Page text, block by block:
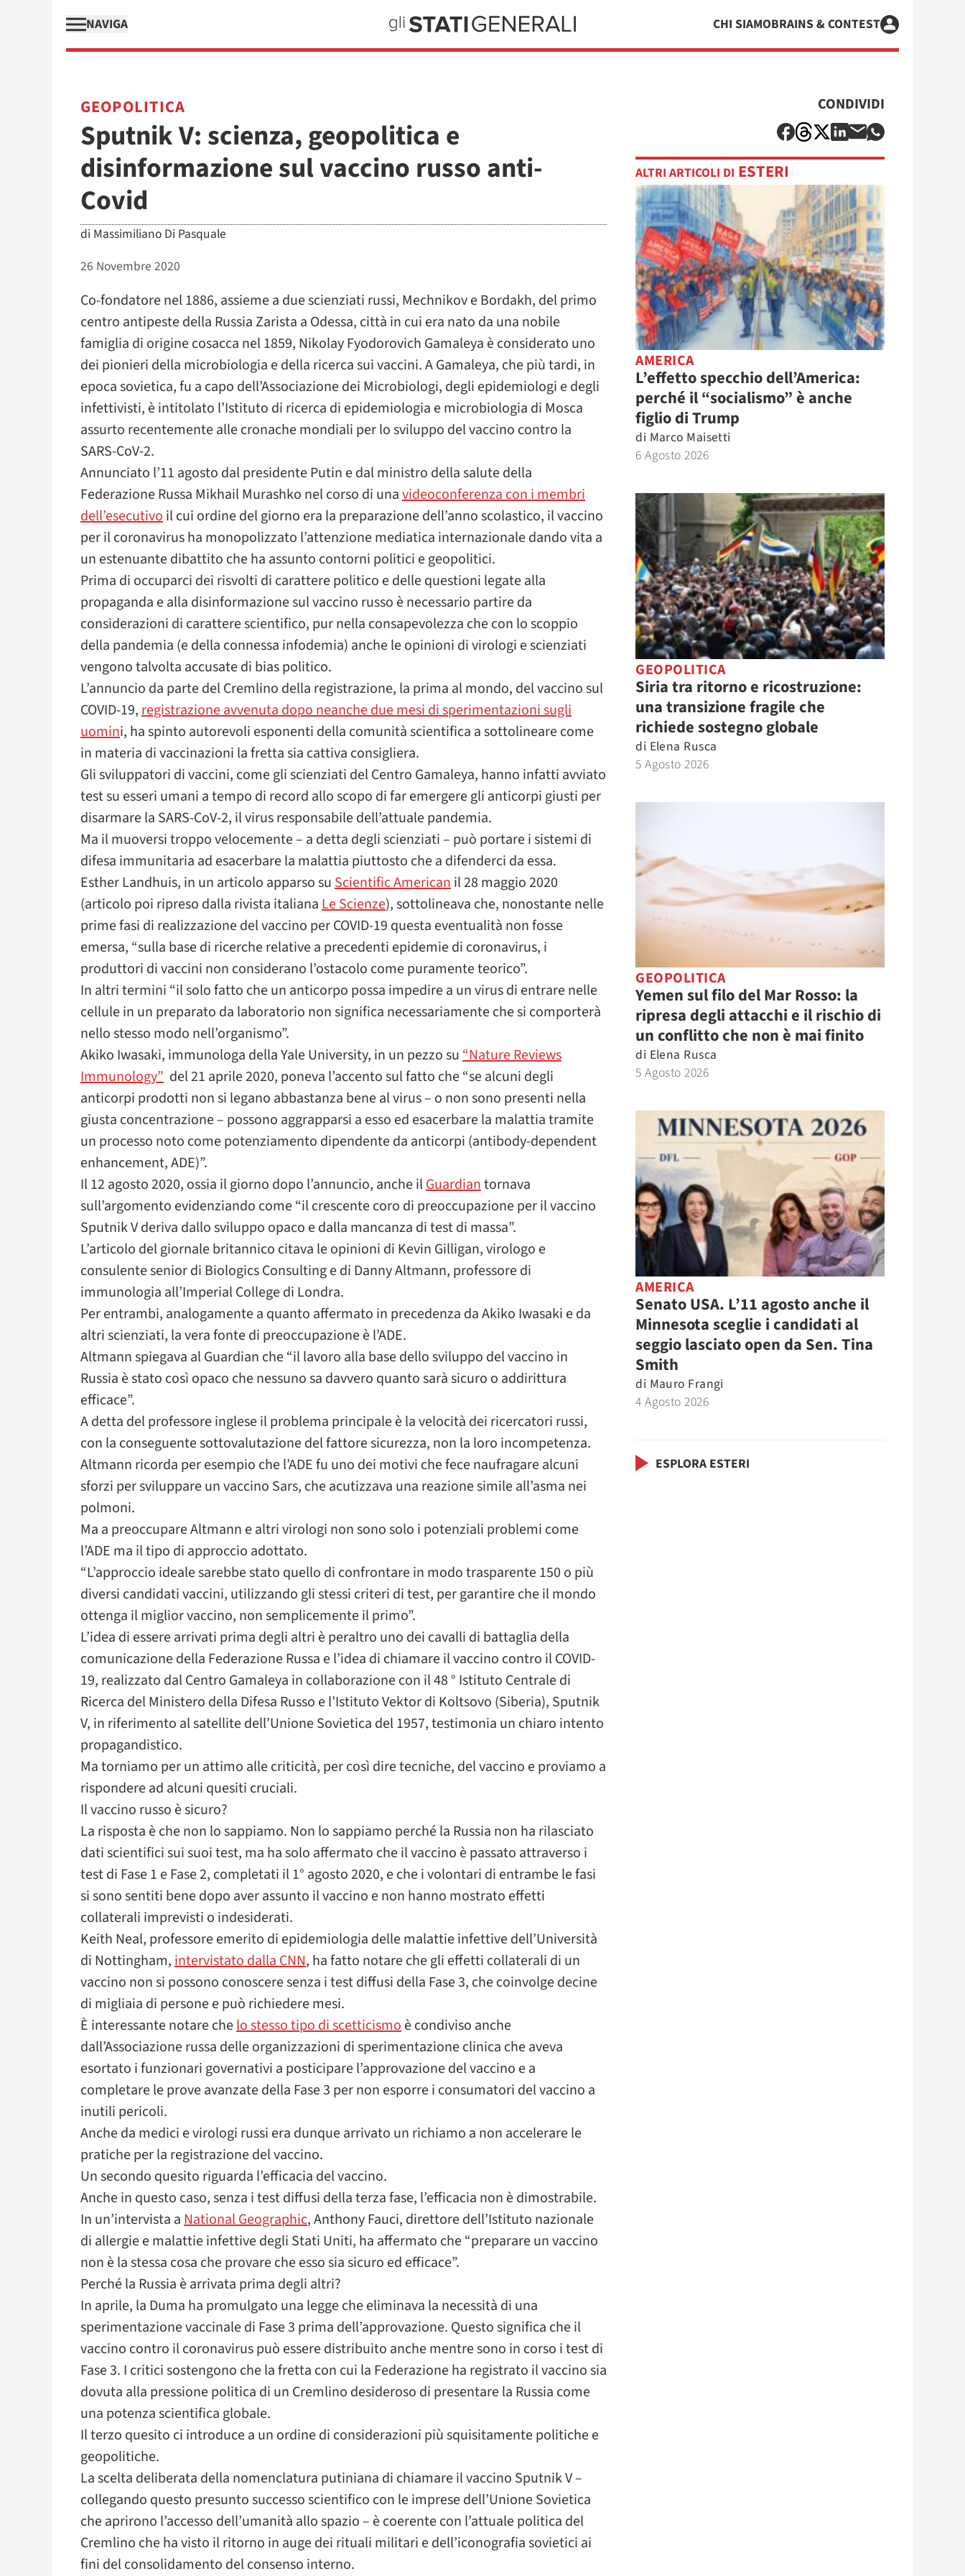
NAVIGA CHI SIAMOBRAINS & CONTEST
GEOPOLITICA
Sputnik V: scienza, geopolitica e
disinformazione sul vaccino russo anti-
Covid
di Massimiliano Di Pasquale
26 Novembre 2020
Co-fondatore nel 1886, assieme a due scienziati russi, Mechnikov e Bordakh, del primo
centro antipeste della Russia Zarista a Odessa, città in cui era nato da una nobile
famiglia di origine cosacca nel 1859, Nikolay Fyodorovich Gamaleya è considerato uno
dei pionieri della microbiologia e della ricerca sui vaccini. A Gamaleya, che più tardi, in
epoca sovietica, fu a capo dell’Associazione dei Microbiologi, degli epidemiologi e degli
infettivisti, è intitolato l’Istituto di ricerca di epidemiologia e microbiologia di Mosca
assurto recentemente alle cronache mondiali per lo sviluppo del vaccino contro la
SARS-CoV-2.
Annunciato l’11 agosto dal presidente Putin e dal ministro della salute della
Federazione Russa Mikhail Murashko nel corso di unavideoconferenza con i membri
dell’esecutivoil cui ordine del giorno era la preparazione dell’anno scolastico, il vaccino
per il coronavirus ha monopolizzato l’attenzione mediatica internazionale dando vita a
un estenuante dibattito che ha assunto contorni politici e geopolitici.
Prima di occuparci dei risvolti di carattere politico e delle questioni legate alla
propaganda e alla disinformazione sul vaccino russo è necessario partire da
considerazioni di carattere scientifico, pur nella consapevolezza che con lo scoppio
della pandemia (e della connessa infodemia) anche le opinioni di virologi e scienziati
vengono talvolta accusate di bias politico.
L’annuncio da parte del Cremlino della registrazione, la prima al mondo, del vaccino sul
COVID-19,registrazione avvenuta dopo neanche due mesi di sperimentazioni sugli
uomini, ha spinto autorevoli esponenti della comunità scientifica a sottolineare come
in materia di vaccinazioni la fretta sia cattiva consigliera.
Gli sviluppatori di vaccini, come gli scienziati del Centro Gamaleya, hanno infatti avviato
test su esseri umani a tempo di record allo scopo di far emergere gli anticorpi giusti per
disarmare la SARS-CoV-2, il virus responsabile dell’attuale pandemia.
Ma il muoversi troppo velocemente – a detta degli scienziati – può portare i sistemi di
difesa immunitaria ad esacerbare la malattia piuttosto che a difenderci da essa.
Esther Landhuis, in un articolo apparso suScientific Americanil 28 maggio 2020
(articolo poi ripreso dalla rivista italianaLe Scienze), sottolineava che, nonostante nelle
prime fasi di realizzazione del vaccino per COVID-19 questa eventualità non fosse
emersa, “sulla base di ricerche relative a precedenti epidemie di coronavirus, i
produttori di vaccini non considerano l’ostacolo come puramente teorico”.
In altri termini “il solo fatto che un anticorpo possa impedire a un virus di entrare nelle
cellule in un preparato da laboratorio non significa necessariamente che si comporterà
nello stesso modo nell’organismo”.
Akiko Iwasaki, immunologa della Yale University, in un pezzo su“Nature Reviews
Immunology” del 21 aprile 2020, poneva l’accento sul fatto che “se alcuni degli
anticorpi prodotti non si legano abbastanza bene al virus – o non sono presenti nella
giusta concentrazione – possono aggrapparsi a esso ed esacerbare la malattia tramite
un processo noto come potenziamento dipendente da anticorpi (antibody-dependent
enhancement, ADE)”.
Il 12 agosto 2020, ossia il giorno dopo l’annuncio, anche ilGuardiantornava
sull’argomento evidenziando come “il crescente coro di preoccupazione per il vaccino
Sputnik V deriva dallo sviluppo opaco e dalla mancanza di test di massa”.
L’articolo del giornale britannico citava le opinioni di Kevin Gilligan, virologo e
consulente senior di Biologics Consulting e di Danny Altmann, professore di
immunologia all’Imperial College di Londra.
Per entrambi, analogamente a quanto affermato in precedenza da Akiko Iwasaki e da
altri scienziati, la vera fonte di preoccupazione è l’ADE.
Altmann spiegava al Guardian che “il lavoro alla base dello sviluppo del vaccino in
Russia è stato così opaco che nessuno sa davvero quanto sarà sicuro o addirittura
efficace”.
A detta del professore inglese il problema principale è la velocità dei ricercatori russi,
con la conseguente sottovalutazione del fattore sicurezza, non la loro incompetenza.
Altmann ricorda per esempio che l’ADE fu uno dei motivi che fece naufragare alcuni
sforzi per sviluppare un vaccino Sars, che acutizzava una reazione simile all’asma nei
polmoni.
Ma a preoccupare Altmann e altri virologi non sono solo i potenziali problemi come
l’ADE ma il tipo di approccio adottato.
“L’approccio ideale sarebbe stato quello di confrontare in modo trasparente 150 o più
diversi candidati vaccini, utilizzando gli stessi criteri di test, per garantire che il mondo
ottenga il miglior vaccino, non semplicemente il primo”.
L’idea di essere arrivati prima degli altri è peraltro uno dei cavalli di battaglia della
comunicazione della Federazione Russa e l’idea di chiamare il vaccino contro il COVID-
19, realizzato dal Centro Gamaleya in collaborazione con il 48 ° Istituto Centrale di
Ricerca del Ministero della Difesa Russo e l’Istituto Vektor di Koltsovo (Siberia), Sputnik
V, in riferimento al satellite dell’Unione Sovietica del 1957, testimonia un chiaro intento
propagandistico.
Ma torniamo per un attimo alle criticità, per così dire tecniche, del vaccino e proviamo a
rispondere ad alcuni quesiti cruciali.
Il vaccino russo è sicuro?
La risposta è che non lo sappiamo. Non lo sappiamo perché la Russia non ha rilasciato
dati scientifici sui suoi test, ma ha solo affermato che il vaccino è passato attraverso i
test di Fase 1 e Fase 2, completati il ​​1° agosto 2020, e che i volontari di entrambe le fasi
si sono sentiti bene dopo aver assunto il vaccino e non hanno mostrato effetti
collaterali imprevisti o indesiderati.
Keith Neal, professore emerito di epidemiologia delle malattie infettive dell’Università
di Nottingham,intervistato dalla CNN, ha fatto notare che gli effetti collaterali di un
vaccino non si possono conoscere senza i test diffusi della Fase 3, che coinvolge decine
di migliaia di persone e può richiedere mesi.
È interessante notare chelo stesso tipo di scetticismoè condiviso anche
dall’Associazione russa delle organizzazioni di sperimentazione clinica che aveva
esortato i funzionari governativi a posticipare l’approvazione del vaccino e a
completare le prove avanzate della Fase 3 per non esporre i consumatori del vaccino a
inutili pericoli.
Anche da medici e virologi russi era dunque arrivato un richiamo a non accelerare le
pratiche per la registrazione del vaccino.
Un secondo quesito riguarda l’efficacia del vaccino.
Anche in questo caso, senza i test diffusi della terza fase, l’efficacia non è dimostrabile.
In un’intervista aNational Geographic, Anthony Fauci, direttore dell’Istituto nazionale
di allergie e malattie infettive degli Stati Uniti, ha affermato che “preparare un vaccino
non è la stessa cosa che provare che esso sia sicuro ed efficace”.
Perché la Russia è arrivata prima degli altri?
In aprile, la Duma ha promulgato una legge che eliminava la necessità di una
sperimentazione vaccinale di Fase 3 prima dell’approvazione. Questo significa che il
vaccino contro il coronavirus può essere distribuito anche mentre sono in corso i test di
Fase 3. I critici sostengono che la fretta con cui la Federazione ha registrato il vaccino sia
dovuta alla pressione politica di un Cremlino desideroso di presentare la Russia come
una potenza scientifica globale.
Il terzo quesito ci introduce a un ordine di considerazioni più squisitamente politiche e
geopolitiche.
La scelta deliberata della nomenclatura putiniana di chiamare il vaccino Sputnik V –
collegando questo presunto successo scientifico con le imprese dell’Unione Sovietica
che aprirono l’accesso dell’umanità allo spazio – è coerente con l’attuale politica del
Cremlino che ha visto il ritorno in auge dei rituali militari e dell’iconografia sovietici ai
fini del consolidamento del consenso interno.
CONDIVIDI
ALTRI ARTICOLI DI ESTERI
AMERICA
L’effetto specchio dell’America:
perché il “socialismo” è anche
figlio di Trump
di Marco Maisetti
6 Agosto 2026
GEOPOLITICA
Siria tra ritorno e ricostruzione:
una transizione fragile che
richiede sostegno globale
di Elena Rusca
5 Agosto 2026
GEOPOLITICA
Yemen sul filo del Mar Rosso: la
ripresa degli attacchi e il rischio di
un conflitto che non è mai finito
di Elena Rusca
5 Agosto 2026
AMERICA
Senato USA. L’11 agosto anche il
Minnesota sceglie i candidati al
seggio lasciato open da Sen. Tina
Smith
di Mauro Frangi
4 Agosto 2026
ESPLORA ESTERI